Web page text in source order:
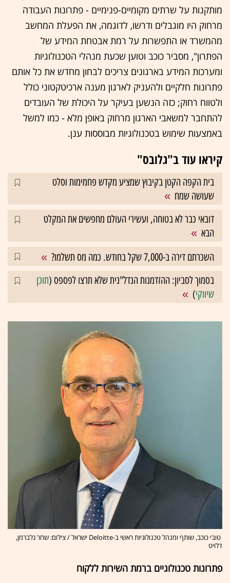
מותקנות על שרתים מקומיים-פנימיים - פתרונות העבודה
מרחוק היו מוגבלים ודרשו, לדוגמה, את הפעלת המחשב
מהמשרד או התפשרות על רמת אבטחת המידע של
הפתרון", מסביר כוכב וטוען שכעת מנהלי הטכנולוגיות
ומערכות המידע בארגונים צריכים לבחון מחדש את כל אותם
פתרונות חלקיים ולהעניק לארגון מענה ארכיטקטוני כולל
ולטווח רחוק; כזה הנשען בעיקר על היכולת של העובדים
להתחבר למשאבי הארגון מרחוק באופן מלא - כמו למשל
באמצעות שימוש בטכנולוגיות מבוססות ענן.
קיראו עוד ב"גלובס"
בית הקפה הקטן בקיבוץ שמציע מקדש פחמימות וסלט
שעושה שמח
דובאי כבר לא בטוחה, ועשירי העולם מחפשים את המקלט
הבא
השכרתם דירה ב-7,000 שקל בחודש. כמה מס תשלמו?
בסמוך לסביון: ההזדמנות הנדל"נית שלא תרצו לפספס (תוכן
שיווקי)
טובי כוכב, שותף ומנהל טכנולוגיות ראשי ב-Deloitte ישראל / צילום: שחר גלברמן,
דלויט
פתרונות טכנולוגיים ברמת השירות ללקוח